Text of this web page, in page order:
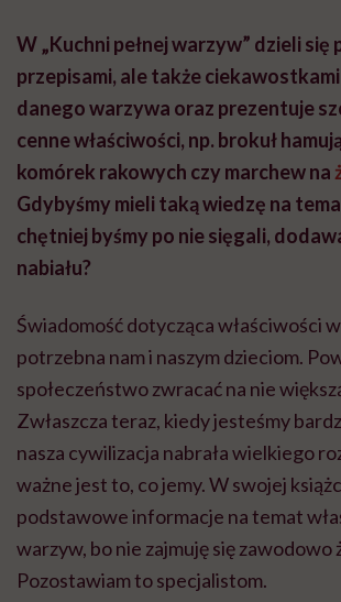
W „Kuchni pełnej warzyw” dzieli się
przepisami, ale także
danego warzywa oraz prezentuje
cenne właściwości, np. brokuł
komórek rakowych czy marchew na
Gdybyśmy mieli taką wiedzę na
chętniej byśmy po nie sięgali,
nabiału?
Świadomość dotycząca właściwości
potrzebna nam i naszym dzieciom.
społeczeństwo zwracać na nie
Zwłaszcza teraz, kiedy jesteśmy
nasza cywilizacja nabrała wielkiego
ważne jest to, co jemy. W swojej
podstawowe informacje na temat
warzyw, bo nie zajmuję się zawodowo
Pozostawiam to specjalistom.